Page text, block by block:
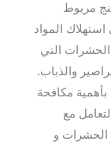
مريوط
المواد
الحشرات التي
والذباب.
بأهمية مكافحة
مع
الحشرات و